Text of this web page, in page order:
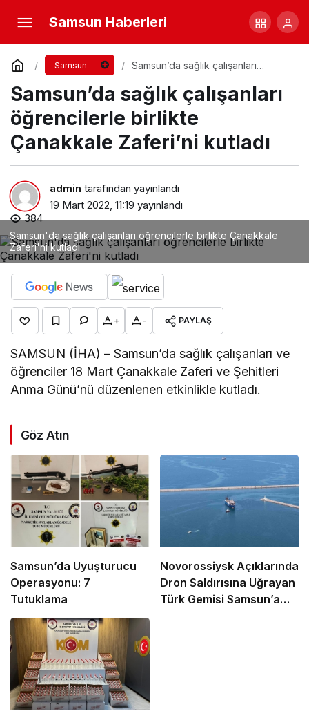
Samsun Haberleri
Samsun
Samsun’da sağlık çalışanları
Zaferi’ni kutladı
Samsun’da sağlık çalışanları
öğrencilerle birlikte
Çanakkale Zaferi’ni kutladı
admin tarafından yayınlandı
19 Mart 2022, 11:19 yayınlandı
384
Samsun'da sağlık çalışanları öğrencilerle birlikte Çanakkale
Zaferi'ni kutladı
+ - PAYLAŞ
SAMSUN (İHA) – Samsun’da sağlık çalışanları ve
öğrenciler 18 Mart Çanakkale Zaferi ve Şehitleri
Anma Günü’nü düzenlenen etkinlikle kutladı.
Göz Atın
Samsun’da Uyuşturucu
Operasyonu: 7
Tutuklama
Novorossiysk Açıklarında
Dron Saldırısına Uğrayan
Türk Gemisi Samsun’a